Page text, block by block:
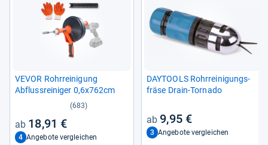
VEVOR Rohr­rei­ni­gung
Abfluss­rei­ni­ger 0,6x762cm
(683)
18,91 €
4 Angebote vergleichen
DAY­TOOLS Rohr­rei­ni­gungs­
fräse Drain-​Tor­nado
9,95 €
3 Angebote vergleichen